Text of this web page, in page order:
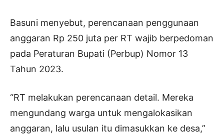
Basuni menyebut, perencanaan penggunaan
anggaran Rp 250 juta per RT wajib berpedoman
pada Peraturan Bupati (Perbup) Nomor 13
Tahun 2023.
“RT melakukan perencanaan detail. Mereka
mengundang warga untuk mengalokasikan
anggaran, lalu usulan itu dimasukkan ke desa,”